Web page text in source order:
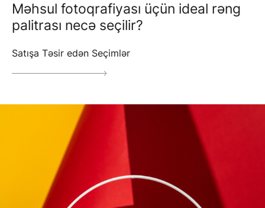
Məhsul fotoqrafiyası üçün ideal rəng
palitrası necə seçilir?
Satışa Təsir edən Seçimlər